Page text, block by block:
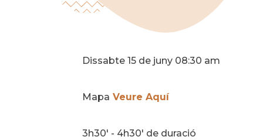
Dissabte 15 de juny 08:30 am
Mapa Veure Aquí
3h30' - 4h30' de duració